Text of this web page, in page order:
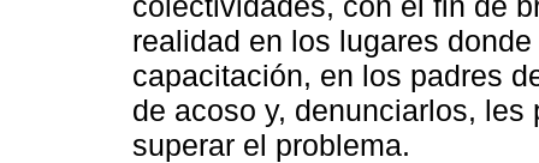
realidad en los lugares
capacitación, en los padres
de acoso y, denunciarlos,
superar el problema.